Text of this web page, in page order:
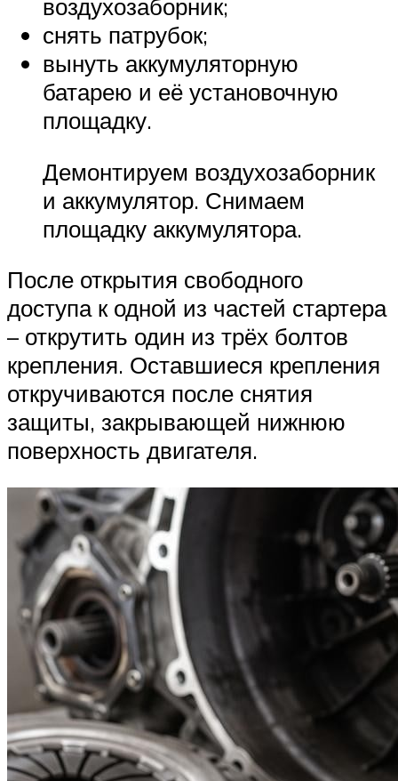
воздухозаборник;
снять патрубок;
вынуть аккумуляторную
батарею и её установочную
площадку.
Демонтируем воздухозаборник
и аккумулятор. Снимаем
площадку аккумулятора.
После открытия свободного
доступа к одной из частей стартера
– открутить один из трёх болтов
крепления. Оставшиеся крепления
откручиваются после снятия
защиты, закрывающей нижнюю
поверхность двигателя.